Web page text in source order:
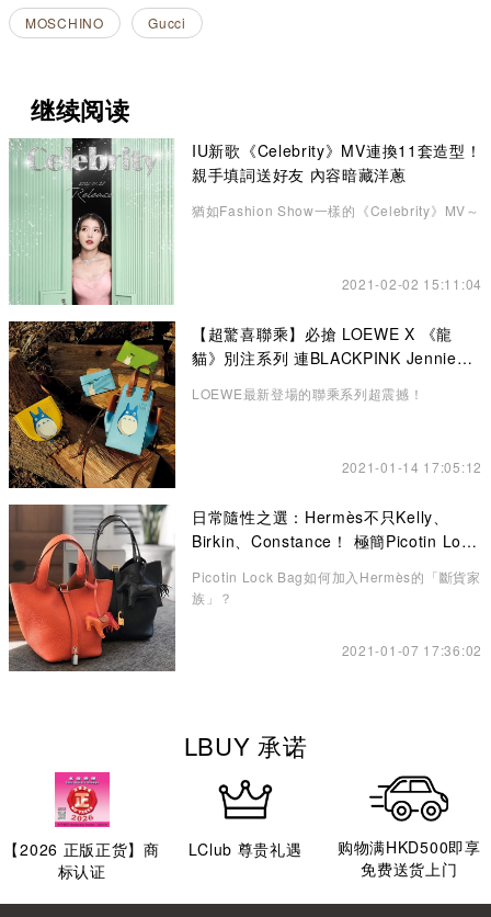
MOSCHINO Gucci
继续阅读
IU新歌《Celebrity》MV連換11套造型！
親手填詞送好友 內容暗藏洋蔥
猶如Fashion Show一樣的《Celebrity》MV～
2021-02-02 15:11:04
【超驚喜聯乘】必搶 LOEWE X 《龍
貓》別注系列 連BLACKPINK Jennie也
LOEWE最新登場的聯乘系列超震撼！
2021-01-14 17:05:12
日常隨性之選：Hermès不只Kelly、
Birkin、Constance！ 極簡Picotin Lock
Picotin Lock Bag如何加入Hermès的「斷貨家
族」？
2021-01-07 17:36:02
LBUY 承诺
【2026 正版正货】商
标认证
LClub 尊贵礼遇
购物满HKD500即享
免费送货上门